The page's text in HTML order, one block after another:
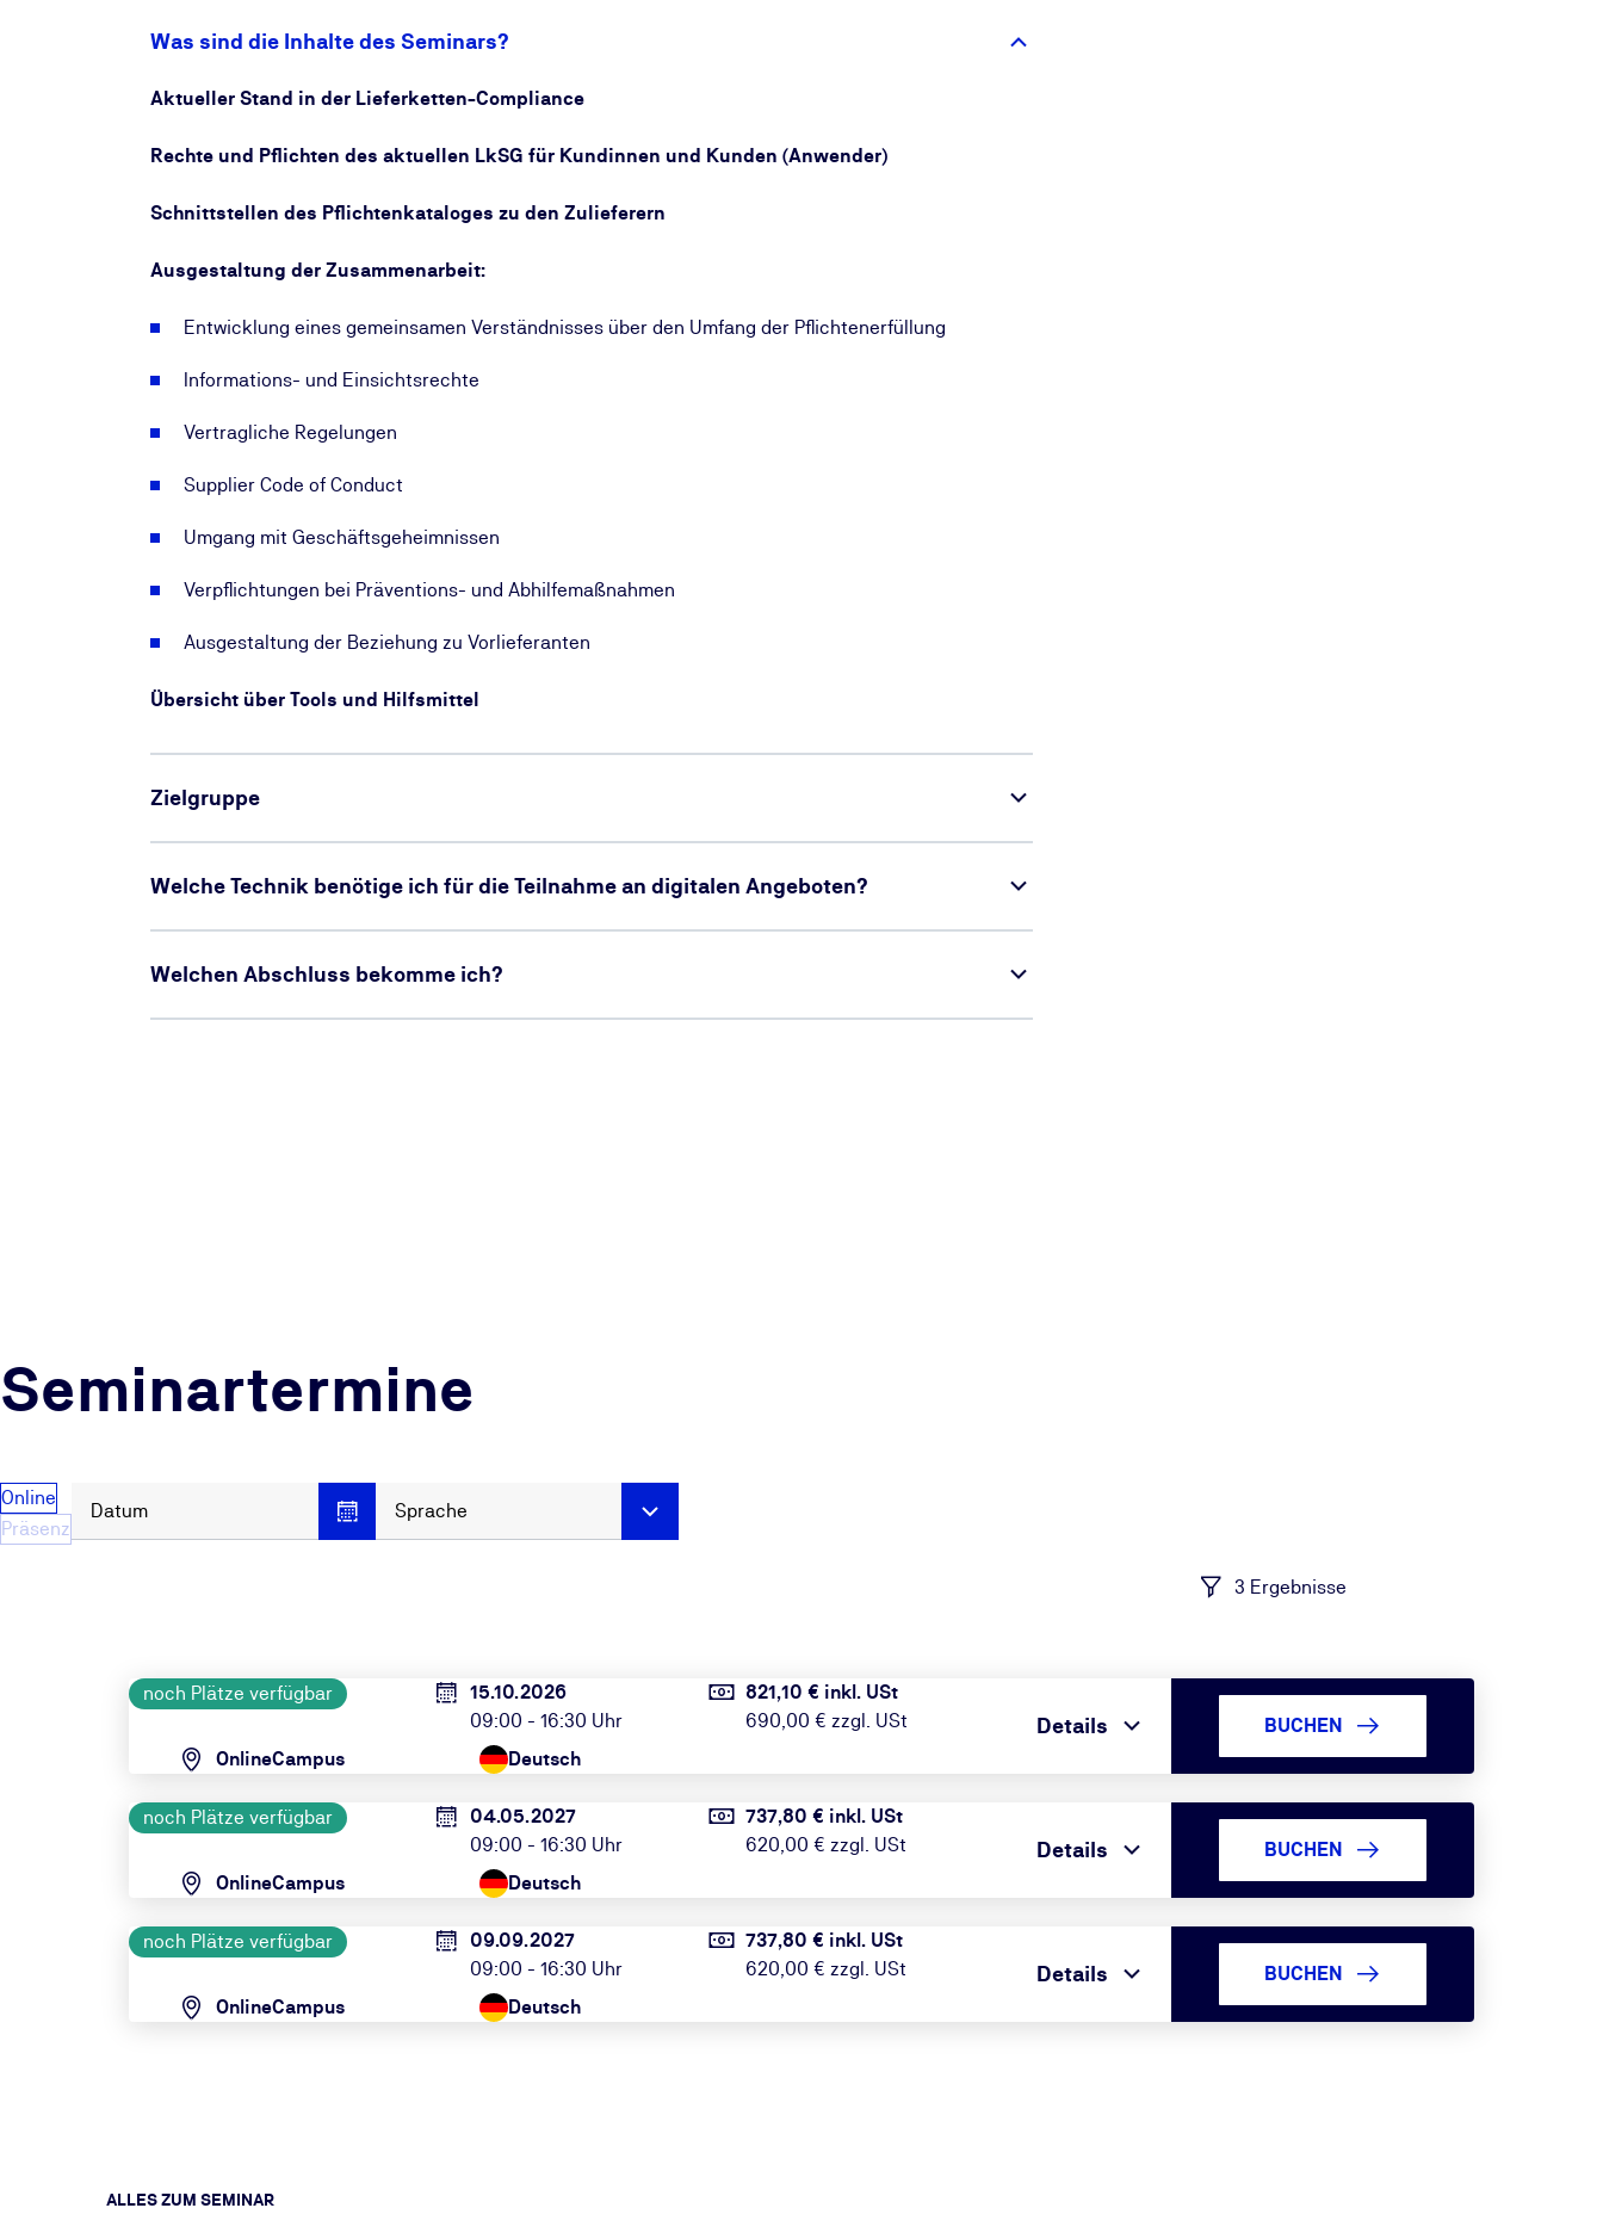
Was sind die Inhalte des Seminars?
Aktueller Stand in der Lieferketten-Compliance
Rechte und Pflichten des aktuellen LkSG für Kundinnen und Kunden (Anwender)
Schnittstellen des Pflichtenkataloges zu den Zulieferern
Ausgestaltung der Zusammenarbeit:
Entwicklung eines gemeinsamen Verständnisses über den Umfang der Pflichtenerfüllung
Informations- und Einsichtsrechte
Vertragliche Regelungen
Supplier Code of Conduct
Umgang mit Geschäftsgeheimnissen
Verpflichtungen bei Präventions- und Abhilfemaßnahmen
Ausgestaltung der Beziehung zu Vorlieferanten
Übersicht über Tools und Hilfsmittel
Zielgruppe
Welche Technik benötige ich für die Teilnahme an digitalen Angeboten?
Welchen Abschluss bekomme ich?
Seminartermine
Online
Präsenz
Datum Sprache
3 Ergebnisse
noch Plätze verfügbar
15.10.2026
09:00 - 16:30 Uhr
821,10 € inkl. USt
690,00 € zzgl. USt
OnlineCampus
Deutsch
Details BUCHEN
noch Plätze verfügbar
04.05.2027
09:00 - 16:30 Uhr
737,80 € inkl. USt
620,00 € zzgl. USt
OnlineCampus
Deutsch
Details BUCHEN
noch Plätze verfügbar
09.09.2027
09:00 - 16:30 Uhr
737,80 € inkl. USt
620,00 € zzgl. USt
OnlineCampus
Deutsch
Details BUCHEN
ALLES ZUM SEMINAR